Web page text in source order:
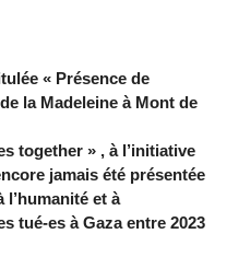
« Présence de
la Madeleine à Mont de
together » , à l’initiative
jamais été présentée
l’humanité et à
tué-es à Gaza entre 2023